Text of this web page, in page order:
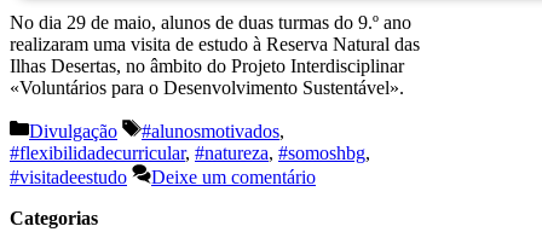
No dia 29 de maio, alunos de duas turmas do 9.º ano
realizaram uma visita de estudo à Reserva Natural das
Ilhas Desertas, no âmbito do Projeto Interdisciplinar
«Voluntários para o Desenvolvimento Sustentável».
Categorias
Divulgação Etiquetas
#alunosmotivados,
#flexibilidadecurricular, #natureza, #somoshbg,
#visitadeestudo
Deixe um comentário
Categorias